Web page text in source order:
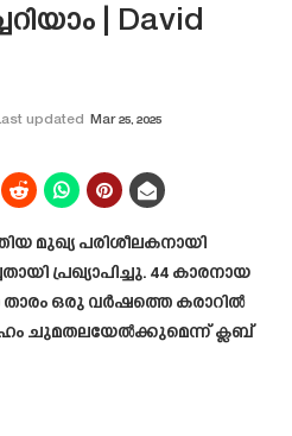
| David
updated Mar 25, 2025
മുഖ്യ പരിശീലകനായി
പ്രഖ്യാപിച്ചു. 44 കാരനായ
ഒരു വർഷത്തെ കരാറിൽ
ചുമതലയേൽക്കുമെന്ന് ക്ലബ്